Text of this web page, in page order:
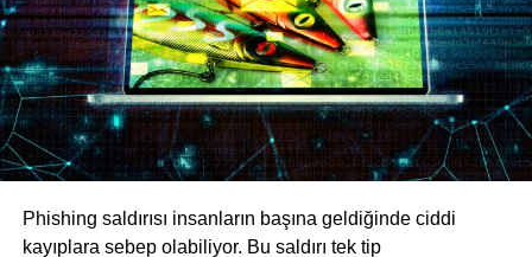
Phishing saldırısı insanların başına geldiğinde ciddi
kayıplara sebep olabiliyor. Bu saldırı tek tip